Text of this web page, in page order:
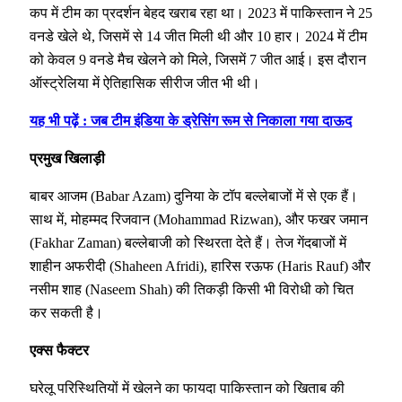
कप में टीम का प्रदर्शन बेहद खराब रहा था। 2023 में पाकिस्तान ने 25
वनडे खेले थे, जिसमें से 14 जीत मिली थी और 10 हार। 2024 में टीम
को केवल 9 वनडे मैच खेलने को मिले, जिसमें 7 जीत आई। इस दौरान
ऑस्ट्रेलिया में ऐतिहासिक सीरीज जीत भी थी।
यह भी पढ़ें : जब टीम इंडिया के ड्रेसिंग रूम से निकाला गया दाऊद
प्रमुख खिलाड़ी
बाबर आजम (Babar Azam) दुनिया के टॉप बल्लेबाजों में से एक हैं।
साथ में, मोहम्मद रिजवान (Mohammad Rizwan), और फखर जमान
(Fakhar Zaman) बल्लेबाजी को स्थिरता देते हैं। तेज गेंदबाजों में
शाहीन अफरीदी (Shaheen Afridi), हारिस रऊफ (Haris Rauf) और
नसीम शाह (Naseem Shah) की तिकड़ी किसी भी विरोधी को चित
कर सकती है।
एक्स फैक्टर
घरेलू परिस्थितियों में खेलने का फायदा पाकिस्तान को खिताब की